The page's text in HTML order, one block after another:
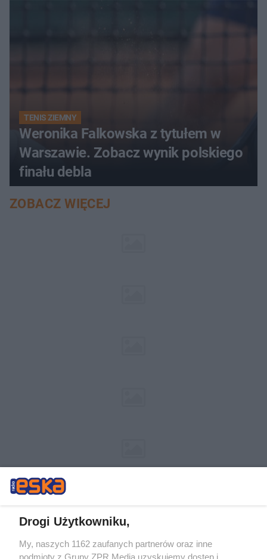
TENIS ZIEMNY
Weronika Falkowska z tytułem w
Warszawie. Zobacz wynik polskiego
finału debla
ZOBACZ WIĘCEJ
Żaden utwór zamieszczony w serwisie nie może być powielany i
Drogi Użytkowniku,
My, naszych 1162 zaufanych partnerów oraz inne
podmioty z Grupy ZPR Media uzyskujemy dostęp i